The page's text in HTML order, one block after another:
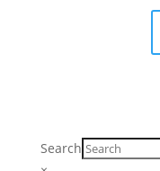
Search